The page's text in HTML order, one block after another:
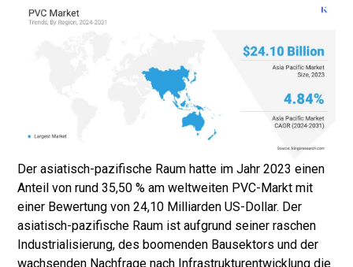
Der asiatisch-pazifische Raum hatte im Jahr 2023 einen
Anteil von rund 35,50 % am weltweiten PVC-Markt mit
einer Bewertung von 24,10 Milliarden US-Dollar. Der
asiatisch-pazifische Raum ist aufgrund seiner raschen
Industrialisierung, des boomenden Bausektors und der
wachsenden Nachfrage nach Infrastrukturentwicklung die